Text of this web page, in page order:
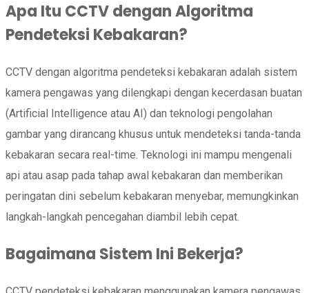
Apa Itu CCTV dengan Algoritma
Pendeteksi Kebakaran?
CCTV dengan algoritma pendeteksi kebakaran adalah sistem
kamera pengawas yang dilengkapi dengan kecerdasan buatan
(Artificial Intelligence atau AI) dan teknologi pengolahan
gambar yang dirancang khusus untuk mendeteksi tanda-tanda
kebakaran secara real-time. Teknologi ini mampu mengenali
api atau asap pada tahap awal kebakaran dan memberikan
peringatan dini sebelum kebakaran menyebar, memungkinkan
langkah-langkah pencegahan diambil lebih cepat.
Bagaimana Sistem Ini Bekerja?